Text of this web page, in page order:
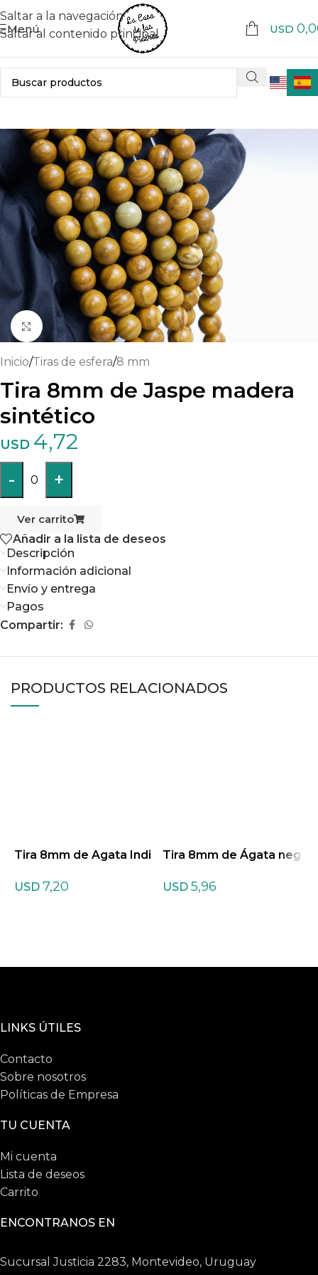
Saltar a la navegación
Saltar al contenido principal
Menú USD
Haga clic para ampliar
Inicio/Tiras de esfera/8 mm
Tira 8mm de Jaspe madera
sintético
USD 4,72
- 0 +
Ver carrito
Añadir a la lista de deseos
Descripción
Información adicional
Envío y entrega
Pagos
Compartir:
PRODUCTOS RELACIONADOS
Tira 8mm de Agata Indi
USD 7,20
Tira 8mm de Ágata neg
USD 5,96
LINKS ÚTILES
Contacto
Sobre nosotros
Políticas de Empresa
TU CUENTA
Mi cuenta
Lista de deseos
Carrito
ENCONTRANOS EN
Sucursal Justicia 2283, Montevideo, Uruguay